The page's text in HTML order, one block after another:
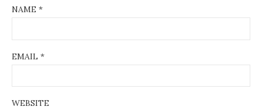
NAME *
EMAIL *
WEBSITE